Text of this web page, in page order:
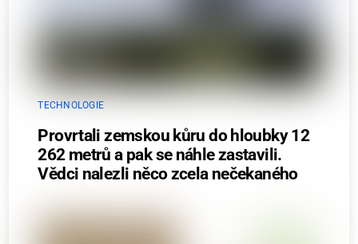
TECHNOLOGIE
Provrtali zemskou kůru do hloubky 12
262 metrů a pak se náhle zastavili.
Vědci nalezli něco zcela nečekaného